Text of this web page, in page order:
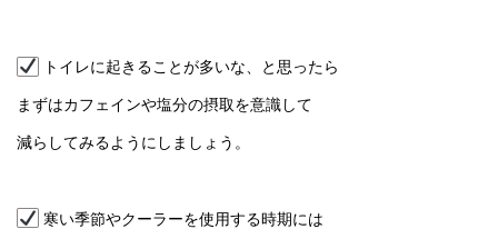
トイレに起きることが多いな、と思ったら
まずはカフェインや塩分の摂取を意識して
減らしてみるようにしましょう。
寒い季節やクーラーを使用する時期には